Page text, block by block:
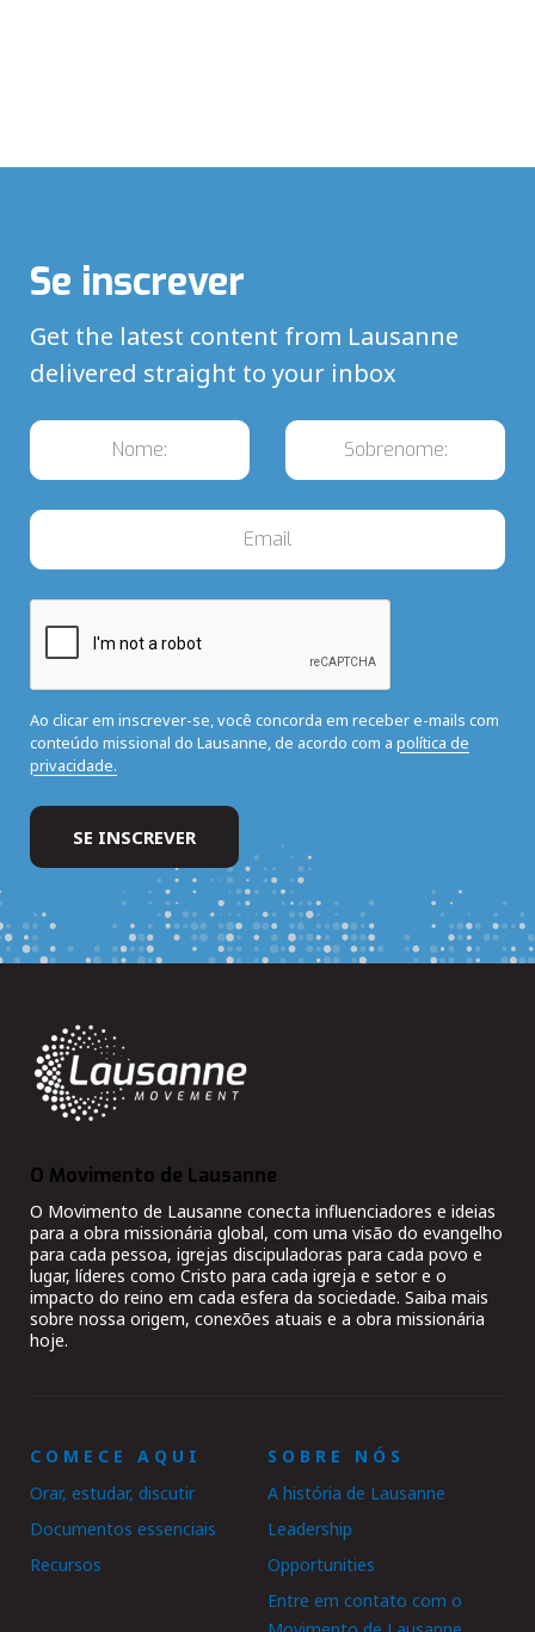
Se inscrever
Get the latest content from Lausanne
delivered straight to your inbox
Ao clicar em inscrever-se, você concorda em receber e-mails com
conteúdo missional do Lausanne, de acordo com a política de
privacidade.
O Movimento de Lausanne
O Movimento de Lausanne conecta influenciadores e ideias
para a obra missionária global, com uma visão do evangelho
para cada pessoa, igrejas discipuladoras para cada povo e
lugar, líderes como Cristo para cada igreja e setor e o
impacto do reino em cada esfera da sociedade. Saiba mais
sobre nossa origem, conexões atuais e a obra missionária
hoje.
COMECE AQUI
Orar, estudar, discutir
Documentos essenciais
Recursos
SOBRE NÓS
A história de Lausanne
Leadership
Opportunities
Entre em contato com o